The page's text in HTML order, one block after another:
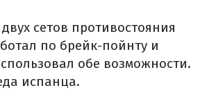
сетов противостояния
по брейк-пойнту и
обе возможности.
испанца.